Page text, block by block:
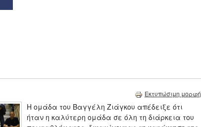
Εκτυπώσιμη μορφή
H ομάδα του Βαγγέλη Ζιάγκου απέδειξε ότι
ήταν η καλύτερη ομάδα σε όλη τη διάρκεια του